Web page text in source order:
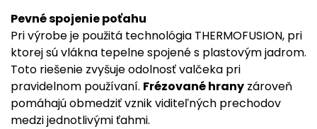
Pevné spojenie poťahu
Pri výrobe je použitá technológia THERMOFUSION, pri
ktorej sú vlákna tepelne spojené s plastovým jadrom.
Toto riešenie zvyšuje odolnosť valčeka pri
pravidelnom používaní. Frézované hrany zároveň
pomáhajú obmedziť vznik viditeľných prechodov
medzi jednotlivými ťahmi.